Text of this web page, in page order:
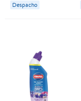
Despacho